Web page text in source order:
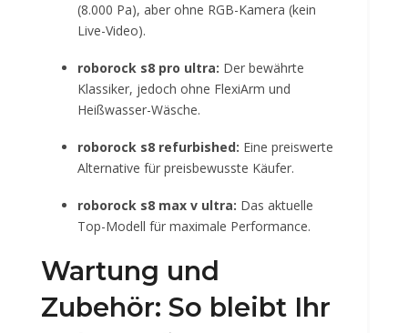
(8.000 Pa), aber ohne RGB-Kamera (kein
Live-Video).
roborock s8 pro ultra: Der bewährte
Klassiker, jedoch ohne FlexiArm und
Heißwasser-Wäsche.
roborock s8 refurbished: Eine preiswerte
Alternative für preisbewusste Käufer.
roborock s8 max v ultra: Das aktuelle
Top-Modell für maximale Performance.
Wartung und
Zubehör: So bleibt Ihr